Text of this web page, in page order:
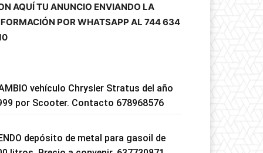
AQUÍ TU ANUNCIO ENVIANDO LA
POR WHATSAPP AL 744 634
vehículo Chrysler Stratus del año
por Scooter. Contacto 678968576
depósito de metal para gasoil de